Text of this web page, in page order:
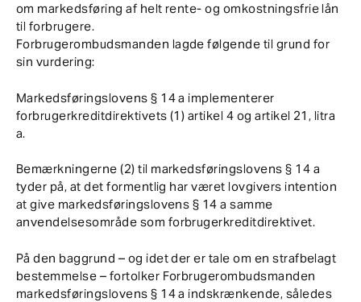
om markedsføring af helt rente- og omkostningsfrie lån
til forbrugere.
Forbrugerombudsmanden lagde følgende til grund for
sin vurdering:
Markedsføringslovens § 14 a implementerer
forbrugerkreditdirektivets (1) artikel 4 og artikel 21, litra
a.
Bemærkningerne (2) til markedsføringslovens § 14 a
tyder på, at det formentlig har været lovgivers intention
at give markedsføringslovens § 14 a samme
anvendelsesområde som forbrugerkreditdirektivet.
På den baggrund – og idet der er tale om en strafbelagt
bestemmelse – fortolker Forbrugerombudsmanden
markedsføringslovens § 14 a indskrænkende, således